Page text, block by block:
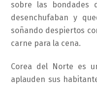
sobre las bondades
desenchufaban y
soñando despiertos
carne para la cena.
Corea del Norte es
aplauden sus